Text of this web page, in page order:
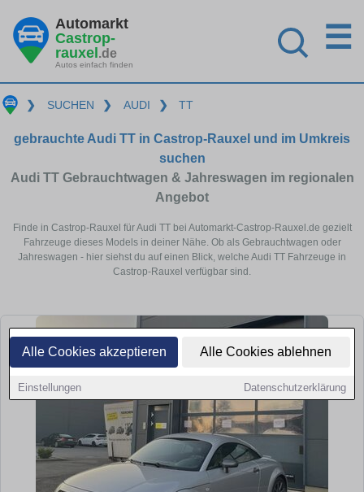
Alle Cookies akzeptieren Alle Cookies ablehnen
Einstellungen Datenschutzerklärung
Automarkt
Castrop-
rauxel .de
Autos einfach finden
☰
❯ SUCHEN ❯ AUDI ❯ TT
gebrauchte Audi TT in Castrop-Rauxel und im Umkreis
suchen
Audi TT Gebrauchtwagen & Jahreswagen im regionalen
Angebot
Finde in Castrop-Rauxel für Audi TT bei Automarkt-Castrop-Rauxel.de gezielt
Fahrzeuge dieses Models in deiner Nähe. Ob als Gebrauchtwagen oder
Jahreswagen - hier siehst du auf einen Blick, welche Audi TT Fahrzeuge in
Castrop-Rauxel verfügbar sind.